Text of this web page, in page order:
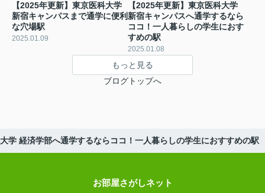
【2025年更新】東京医科大学
新宿キャンパスまで通学に便利
な穴場駅
2025.01.09
【2025年更新】東京医科大学
新宿キャンパスへ通学するなら
ココ！一人暮らしの学生におす
すめの駅
2025.01.08
もっと見る
ブログトップへ
学 経済学部へ通学するならココ！一人暮らしの学生におすすめの駅
お部屋さがしネット